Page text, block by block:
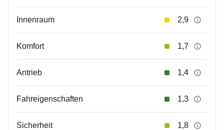
Innenraum 2,9
Komfort 1,7
Antrieb 1,4
Fahreigenschaften 1,3
Sicherheit 1,8